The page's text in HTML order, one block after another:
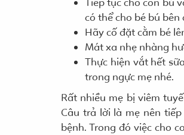
có thể cho bé bú
Hãy cố đặt cằm bé
Mát xa nhẹ nhàng
Thực hiện vắt hết
trong ngực mẹ nhé.
Rất nhiều mẹ bị viêm
Câu trả lời là mẹ nên
bệnh. Trong đó việc cho